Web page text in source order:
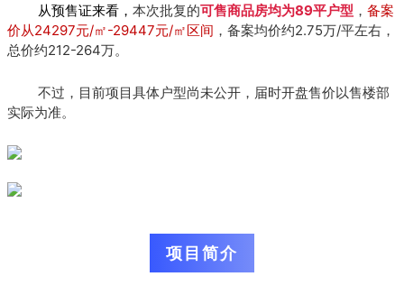
从预售证来看， 本次批复的可售商品房均为89平户型 ， 备案
价从24297元/㎡-29447元/㎡区间 ，备案均价约2.75万/平左右，
总价约212-264万。
不过，目前项目具体户型尚未公开，届时开盘售价以售楼部
实际为准。
项目简介